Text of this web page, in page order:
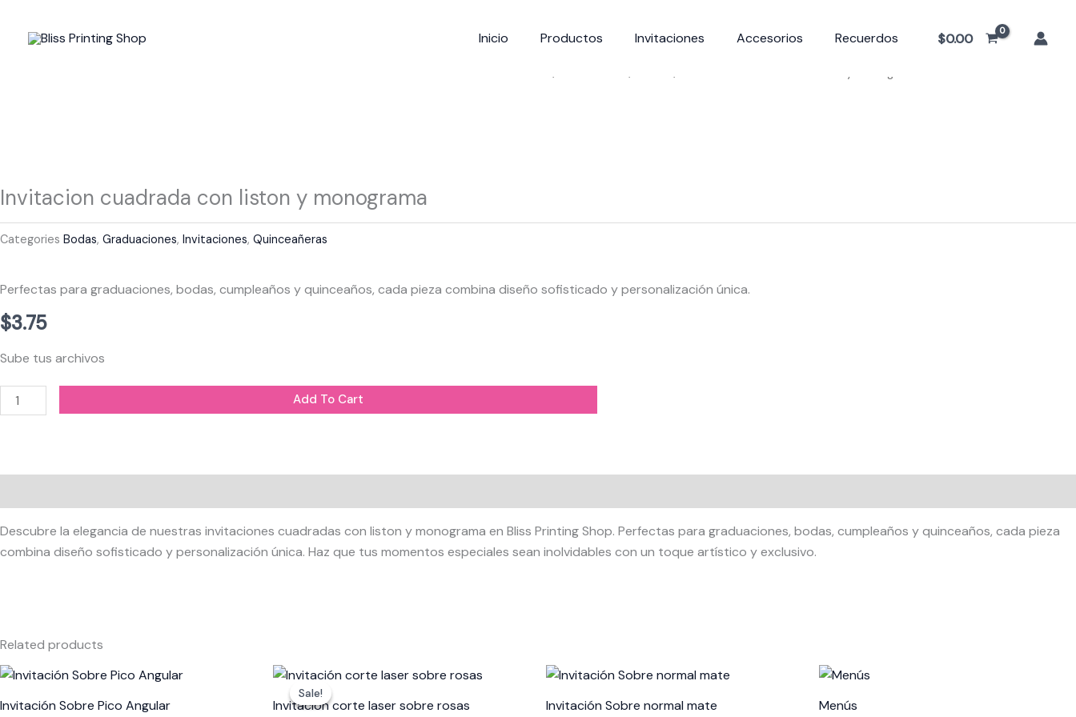
Inicio Productos Invitaciones Accesorios Recuerdos $0.00
/ / / Invitacion cuadrada con liston y monograma
Invitacion cuadrada con liston y monograma
Categories Bodas, Graduaciones, Invitaciones, Quinceañeras
Perfectas para graduaciones, bodas, cumpleaños y quinceaños, cada pieza combina diseño sofisticado y personalización única.
$3.75
Sube tus archivos
cuadrada
con
liston
quantity
Add To Cart
Descubre la elegancia de nuestras invitaciones cuadradas con liston y monograma en Bliss Printing Shop. Perfectas para graduaciones, bodas, cumpleaños y quinceaños, cada pieza
combina diseño sofisticado y personalización única. Haz que tus momentos especiales sean inolvidables con un toque artístico y exclusivo.
Related products
Invitación Sobre Pico Angular
Sale!
Sale!
Invitación corte laser sobre rosas
Original
was:
Current
Invitación Sobre normal mate Menús